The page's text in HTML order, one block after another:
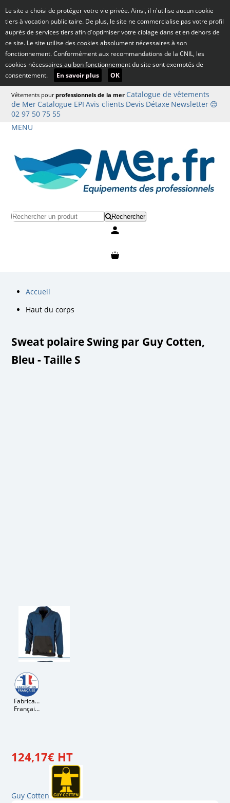
Le site a choisi de protéger votre vie privée. Ainsi, il n'utilise aucun cookie
tiers à vocation publicitaire. De plus, le site ne commercialise pas votre profil
auprès de services tiers afin d'optimiser votre ciblage dans et en dehors de
ce site. Le site utilise des cookies absolument nécessaires à son
fonctionnement. Conformément aux recommandations de la CNIL, les
cookies nécessaires au bon fonctionnement du site sont exemptés de
consentement.
En savoir plus OK
Vêtements pourprofessionnels de la mer Catalogue de vêtements
de Mer Catalogue EPI Avis clients Devis Détaxe Newsletter 😊
02 97 50 75 55
MENU
Rechercher
Accueil
Haut du corps
Sweat polaire Swing par Guy Cotten,
Bleu - Taille S
Fabrication
Française
124,17€ HT
Guy Cotten